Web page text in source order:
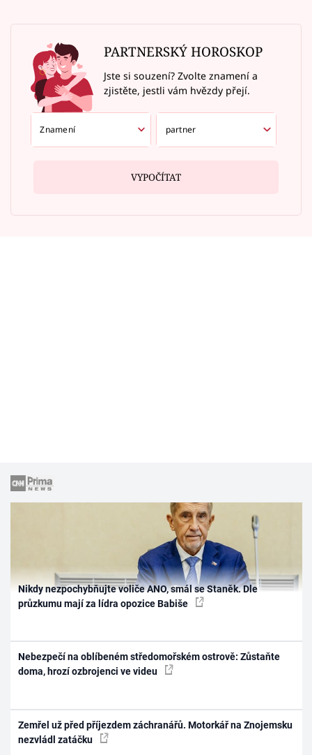
PARTNERSKÝ HOROSKOP
Jste si souzení? Zvolte znamení a
zjistěte, jestli vám hvězdy přejí.
VYPOČÍTAT
Nikdy nezpochybňujte voliče ANO, smál se Staněk. Dle
průzkumu mají za lídra opozice Babiše
Nebezpečí na oblíbeném středomořském ostrově: Zůstaňte
doma, hrozí ozbrojenci ve videu
Zemřel už před příjezdem záchranářů. Motorkář na Znojemsku
nezvládl zatáčku